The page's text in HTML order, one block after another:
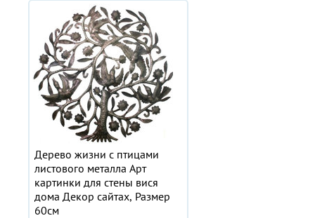
2 895.03 руб
Дерево жизни с птицами
листового металла Арт
картинки для стены вися
дома Декор сайтах, Размер
60см